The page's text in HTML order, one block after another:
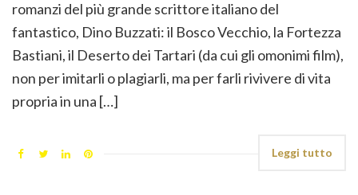
romanzi del più grande scrittore italiano del
fantastico, Dino Buzzati: il Bosco Vecchio, la Fortezza
Bastiani, il Deserto dei Tartari (da cui gli omonimi film),
non per imitarli o plagiarli, ma per farli rivivere di vita
propria in una […]
Leggi tutto